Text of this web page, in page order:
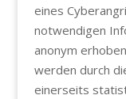
eines
notwendigen
anonym
werden durch
einerseits